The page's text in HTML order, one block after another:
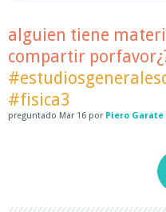
alguien tiene
compartir
#fisica3
preguntado Mar 16 por Piero Garate